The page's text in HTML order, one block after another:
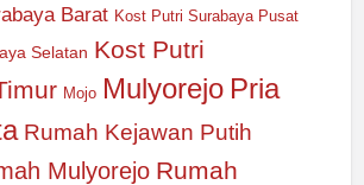
Barat Kost Putri Surabaya Pusat
Selatan Kost Putri
Mojo Mulyorejo Pria
Rumah Kejawan Putih
Mulyorejo Rumah